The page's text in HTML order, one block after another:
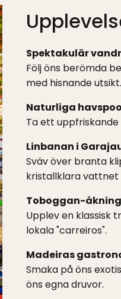
Spektakulär
Följ öns berömda
med hisnande utsikt.
Naturliga
Ta ett uppfriskande
Linbanan i
Sväv över branta
kristallklara vattnet
Toboggan-
Upplev en klassisk
lokala "carreiros".
Madeiras
Smaka på öns
öns egna druvor.